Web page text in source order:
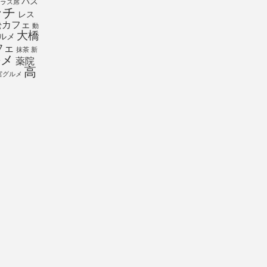
ス席
レス
フェ 動
メ 大橋
ェ 抹茶 新
薬院
グルメ 高